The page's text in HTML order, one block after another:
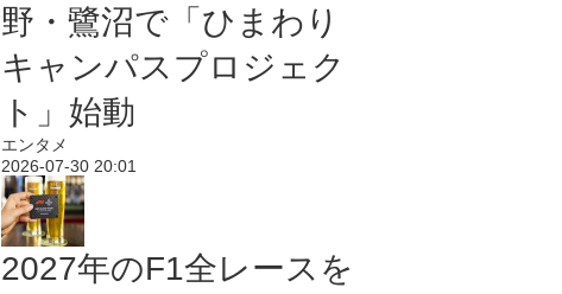
野・鷺沼で「ひまわり
キャンパスプロジェク
ト」始動
エンタメ
2026-07-30 20:01
2027年のF1全レースを